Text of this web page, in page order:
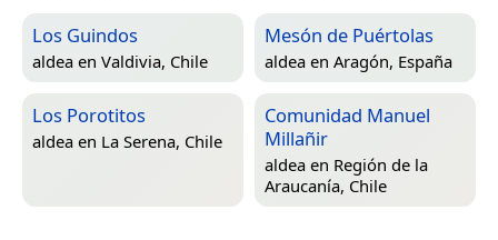
Los Guindos
aldea en Valdivia, Chile
Mesón de Puértolas
aldea en Aragón, España
Los Porotitos
aldea en La Serena, Chile
Comunidad Manuel
Millañir
aldea en Región de la
Araucanía, Chile